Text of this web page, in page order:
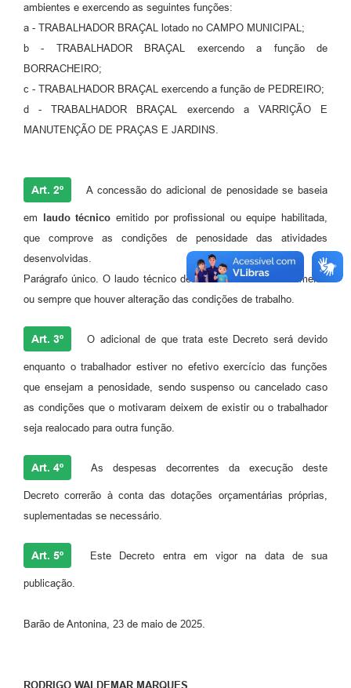
ambientes e exercendo as seguintes funções:
a - TRABALHADOR BRAÇAL lotado no CAMPO MUNICIPAL;
b - TRABALHADOR BRAÇAL exercendo a função de
BORRACHEIRO;
c - TRABALHADOR BRAÇAL exercendo a função de PEDREIRO;
d - TRABALHADOR BRAÇAL exercendo a VARRIÇÃO E
MANUTENÇÃO DE PRAÇAS E JARDINS.
Art. 2º A concessão do adicional de penosidade se baseia
em laudo técnico emitido por profissional ou equipe habilitada,
que comprove as condições de penosidade das atividades
desenvolvidas.
Parágrafo único. O laudo técnico deverá ser revisado anualmente
ou sempre que houver alteração das condições de trabalho.
Art. 3º O adicional de que trata este Decreto será devido
enquanto o trabalhador estiver no efetivo exercício das funções
que ensejam a penosidade, sendo suspenso ou cancelado caso
as condições que o motivaram deixem de existir ou o trabalhador
seja realocado para outra função.
Art. 4º As despesas decorrentes da execução deste
Decreto correrão à conta das dotações orçamentárias próprias,
suplementadas se necessário.
Art. 5º Este Decreto entra em vigor na data de sua
publicação.
Barão de Antonina, 23 de maio de 2025.
RODRIGO WALDEMAR MARQUES